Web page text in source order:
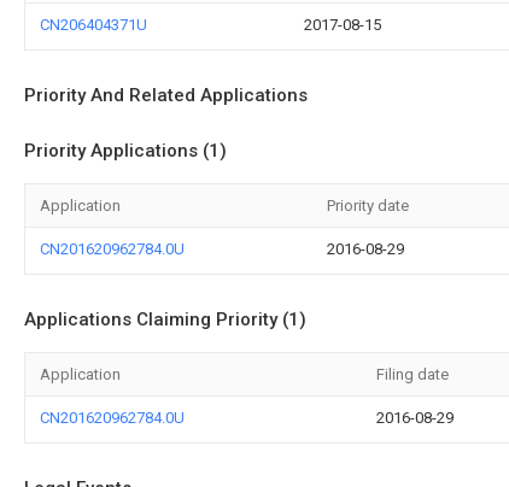
CN206404371U 2017-08-15
Priority And Related Applications
Priority Applications (1)
Application Priority date
CN201620962784.0U 2016-08-29
Applications Claiming Priority (1)
Application Filing date
CN201620962784.0U 2016-08-29